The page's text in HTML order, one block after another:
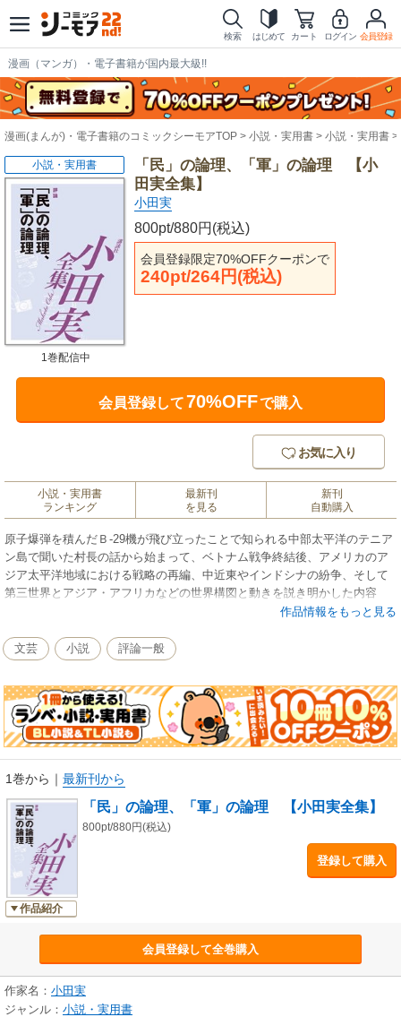
検索 はじめて カート ログイン 会員登録
漫画（マンガ）・電子書籍が国内最大級!!
漫画(まんが)・電子書籍のコミックシーモアTOP 小説・実用書 小説・実用書
「民」の論理、「軍」の論理 【小
田実全集】
小田実
800pt/880円(税込)
会員登録限定70%OFFクーポンで
240pt/264円(税込)
小説・実用書
1巻配信中
会員登録して70%OFFで購入
お気に入り
小説・実用書
ランキング
最新刊
を見る
新刊
自動購入
原子爆弾を積んだＢ-29機が飛び立ったことで知られる中部太平洋のテニア
ン島で聞いた村長の話から始まって、ベトナム戦争終結後、アメリカのア
ジア太平洋地域における戦略の再編、中近東やインドシナの紛争、そして
第三世界とアジア・アフリカなどの世界構図と動きを説き明かした内容
は、今日、世界が直面する混迷と危機の出発点を照らしているようで新鮮
するには市民の「自立」と「自律」が肝要という「政治学」の書。
作品情報をもっと見る
文芸 小説 評論一般
1巻から ｜ 最新刊から
作品紹介
「民」の論理、「軍」の論理 【小田実全集】
800pt/880円(税込)
登録して購入
会員登録して全巻購入
作家名： 小田実
ジャンル： 小説・実用書